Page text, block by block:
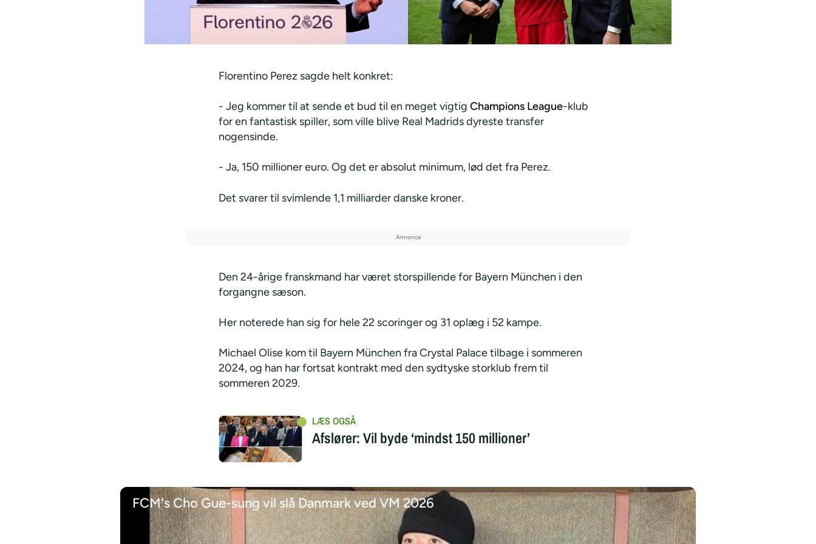
Florentino Perez sagde helt konkret:
- Jeg kommer til at sende et bud til en meget vigtig Champions League-klub
for en fantastisk spiller, som ville blive Real Madrids dyreste transfer
nogensinde.
- Ja, 150 millioner euro. Og det er absolut minimum, lød det fra Perez.
Det svarer til svimlende 1,1 milliarder danske kroner.
Den 24-årige franskmand har været storspillende for Bayern München i den
forgangne sæson.
Her noterede han sig for hele 22 scoringer og 31 oplæg i 52 kampe.
Michael Olise kom til Bayern München fra Crystal Palace tilbage i sommeren
2024, og han har fortsat kontrakt med den sydtyske storklub frem til
sommeren 2029.
Afslører: Vil byde ‘mindst 150 millioner’
FCM's Cho Gue-sung vil slå Danmark ved VM 2026